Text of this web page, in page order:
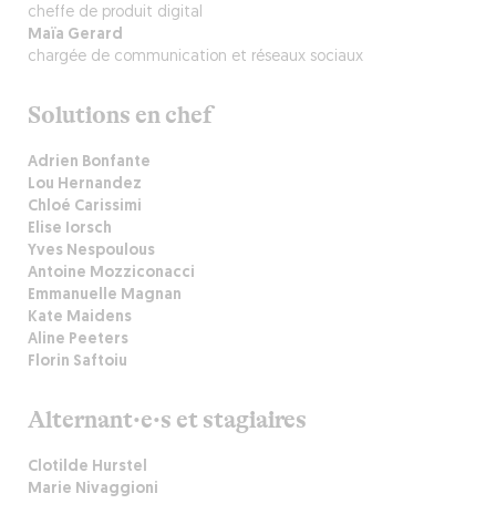
cheffe de produit digital
Maïa Gerard
chargée de communication et réseaux sociaux
Solutions en chef
Adrien Bonfante
Lou Hernandez
Chloé Carissimi
Elise Iorsch
Yves Nespoulous
Antoine Mozziconacci
Emmanuelle Magnan
Kate Maidens
Aline Peeters
Florin Saftoiu
Alternant·e·s et stagiaires
Clotilde Hurstel
Marie Nivaggioni